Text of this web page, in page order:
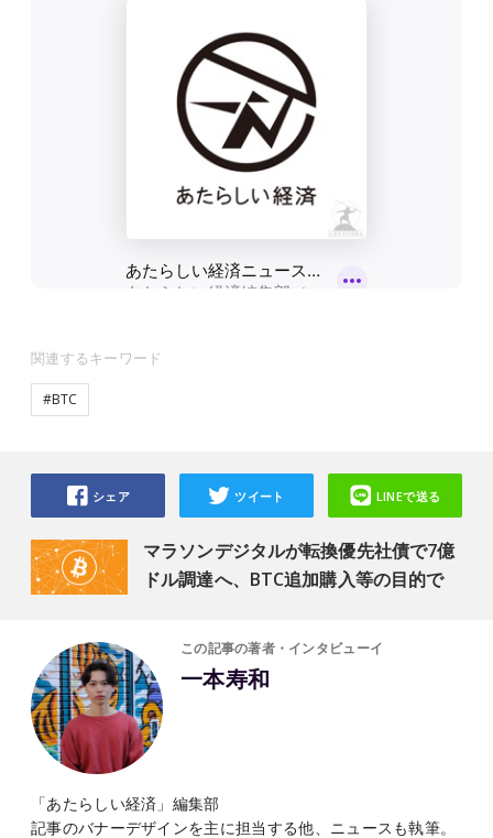
関連するキーワード
#BTC
マラソンデジタルが転換優先社債で7億
ドル調達へ、BTC追加購入等の目的で
シェア ツイート LINEで送る
この記事の著者・インタビューイ
一本寿和
「あたらしい経済」編集部
記事のバナーデザインを主に担当する他、ニュースも執筆。